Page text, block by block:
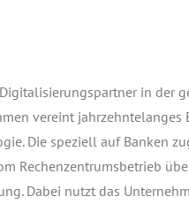
in der
ver­eint
Die spe­zi­ell auf Ban­ken
Rechen­zen­trums­be­trieb
Dabei nutzt das